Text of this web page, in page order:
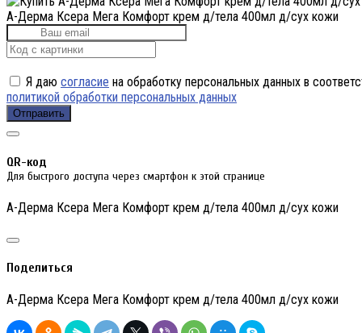
А-Дерма Ксера Мега Комфорт крем д/тела 400мл д/сух кожи
Я даю согласие на обработку персональных данных в
политикой обработки персональных данных
Отправить
QR-код
Для быстрого доступа через смартфон к этой странице
А-Дерма Ксера Мега Комфорт крем д/тела 400мл д/сух кожи
Поделиться
А-Дерма Ксера Мега Комфорт крем д/тела 400мл д/сух кожи